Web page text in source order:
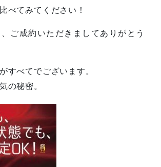
べてみてください！
ご成約いただきましてありがとう
すべてでございます。
の秘密。